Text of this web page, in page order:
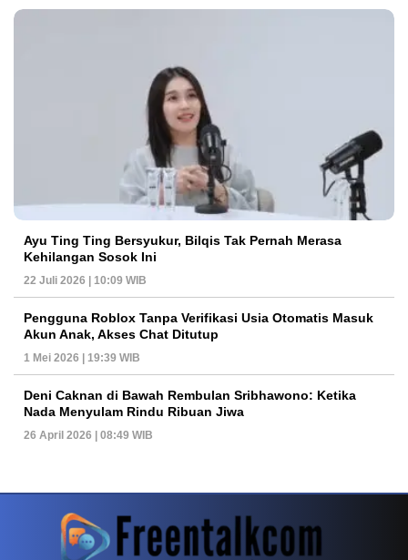
Ayu Ting Ting Bersyukur, Bilqis Tak Pernah Merasa
Kehilangan Sosok Ini
22 Juli 2026 | 10:09 WIB
Pengguna Roblox Tanpa Verifikasi Usia Otomatis Masuk
Akun Anak, Akses Chat Ditutup
1 Mei 2026 | 19:39 WIB
Deni Caknan di Bawah Rembulan Sribhawono: Ketika
Nada Menyulam Rindu Ribuan Jiwa
26 April 2026 | 08:49 WIB
PETIR800 LOGIN